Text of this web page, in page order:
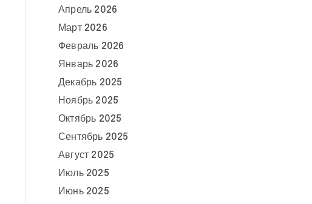
Апрель 2026
Март 2026
Февраль 2026
Январь 2026
Декабрь 2025
Ноябрь 2025
Октябрь 2025
Сентябрь 2025
Август 2025
Июль 2025
Июнь 2025